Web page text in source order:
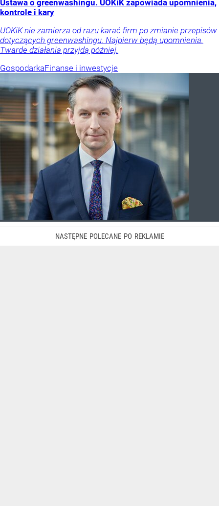
Ustawa o greenwashingu. UOKiK zapowiada upomnienia,
kontrole i kary
UOKiK nie zamierza od razu karać firm po zmianie przepisów
dotyczących greenwashingu. Najpierw będą upomnienia.
Twarde działania przyjdą później.
GospodarkaFinanse i inwestycje